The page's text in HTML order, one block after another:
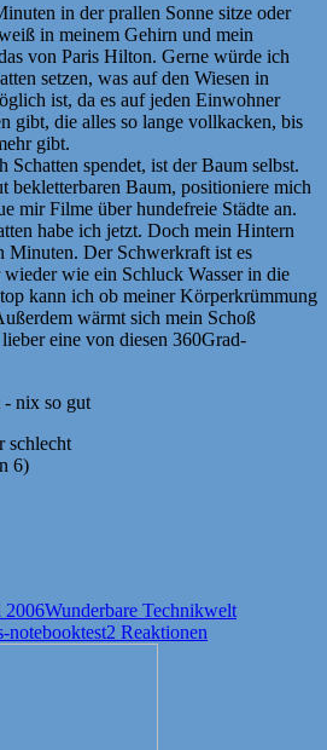
in der prallen Sonne sitze oder
in meinem Gehirn und mein
von Paris Hilton. Gerne würde ich
setzen, was auf den Wiesen in
ist, da es auf jeden Einwohner
gibt, die alles so lange vollkacken, bis
gibt.
spendet, ist der Baum selbst.
bekletterbaren Baum, positioniere mich
mir Filme über hundefreie Städte an.
habe ich jetzt. Doch mein Hintern
Minuten. Der Schwerkraft ist es
wieder wie ein Schluck Wasser in die
kann ich ob meiner Körperkrümmung
wärmt sich mein Schoß
eine von diesen 360Grad-
schlecht
6)
2006Kategorien
Wunderbare Technikwelt
notebooktest2 Reaktionen